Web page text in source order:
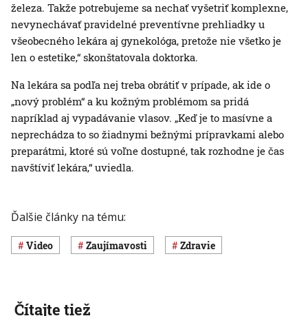
železa. Takže potrebujeme sa nechať vyšetriť komplexne,
nevynechávať pravidelné preventívne prehliadky u
všeobecného lekára aj gynekológa, pretože nie všetko je
len o estetike,“ skonštatovala doktorka.
Na lekára sa podľa nej treba obrátiť v prípade, ak ide o
„nový problém“ a ku kožným problémom sa pridá
napríklad aj vypadávanie vlasov. „Keď je to masívne a
neprechádza to so žiadnymi bežnými prípravkami alebo
preparátmi, ktoré sú voľne dostupné, tak rozhodne je čas
navštíviť lekára,“ uviedla.
Ďalšie články na tému:
Video Zaujímavosti Zdravie
Čítajte tiež